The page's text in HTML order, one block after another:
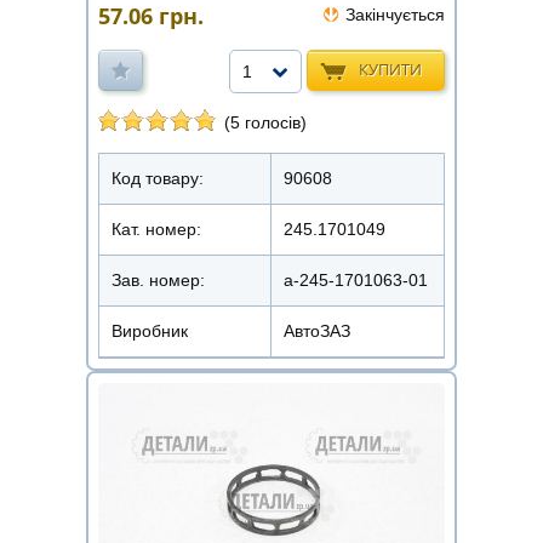
57.06 грн. Закінчується
КУПИТИ
1
(5 голосів)
Код товару: 90608
Кат. номер: 245.1701049
Зав. номер: a-245-1701063-01
Виробник АвтоЗАЗ